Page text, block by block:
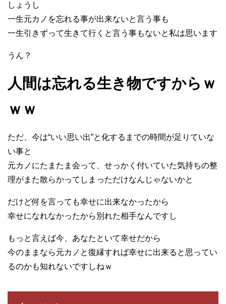
しょうし
一生元カノを忘れる事が出来ないと言う事も
一生引きずって生きて行くと言う事もないと私は思います
うん？
人間は忘れる生き物ですからｗ
ｗｗ
ただ、今は“いい思い出”と化するまでの時間が足りていな
い事と
元カノにたまたま会って、せっかく付いていた気持ちの整
理がまた散らかってしまっただけなんじゃないかと
だけど何を言っても幸せに出来なかったから
幸せになれなかったから別れた相手なんですし
もっと言えば今、あなたといて幸せだから
今のままなら元カノと復縁すれば幸せに出来ると思ってい
るのかも知れないですしねｗ